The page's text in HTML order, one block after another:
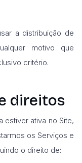
a distribuição de
motivo que
critério.
direitos
estiver ativa no Site,
os Serviços e
o direito de: